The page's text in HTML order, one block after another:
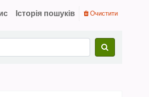
Історія пошуків Очистити